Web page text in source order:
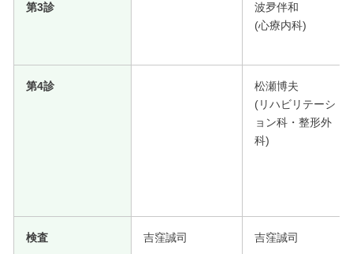
第3診
波夛伴和
(心療内科)
第4診
松瀬博夫
(リハビリテーシ
ョン科・整形外
科)
検査 吉窪誠司 吉窪誠司